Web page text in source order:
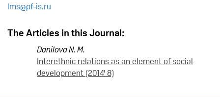
lms@pf-is.ru
The Articles in this Journal:
Danilova N. M.
Interethnic relations as an element of social
development (2014' 8)